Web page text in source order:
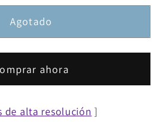
Agotado
ahora
de alta resolución ]